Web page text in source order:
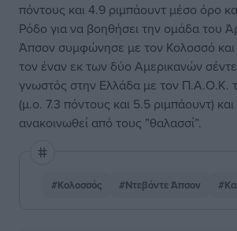
πόντους και 4.9 ριμπάουντ μέσο όρο
Ρόδο για να βοηθήσει την ομάδα του
Άπσον συμφώνησε με τον Κολοσσό και
τον έναν εκ των δύο Αμερικανών
γνωστός στην Ελλάδα με τον Π.Α.Ο.Κ.
(μ.ο. 7.3 πόντους και 5.5 ριμπάουντ)
ανακοινωθεί από τους ”θαλασσί”.
#Κολοσσός #Ντεβόντε Άπσον